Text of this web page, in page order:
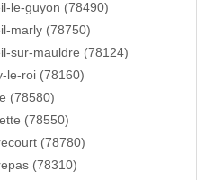
le-guyon (78490)
marly (78750)
sur-mauldre (78124)
le-roi (78160)
(78580)
(78550)
(78780)
(78310)